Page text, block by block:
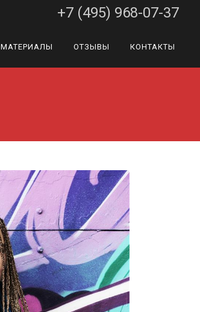
МАТЕРИАЛЫ ОТЗЫВЫ КОНТАКТЫ
+7 (495) 968-07-37